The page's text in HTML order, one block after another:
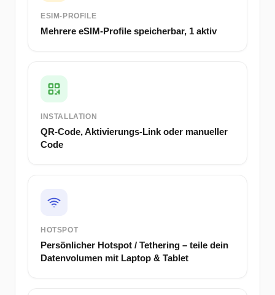
ESIM-PROFILE
Mehrere eSIM-Profile speicherbar, 1 aktiv
INSTALLATION
QR-Code, Aktivierungs-Link oder manueller
Code
HOTSPOT
Persönlicher Hotspot / Tethering – teile dein
Datenvolumen mit Laptop & Tablet